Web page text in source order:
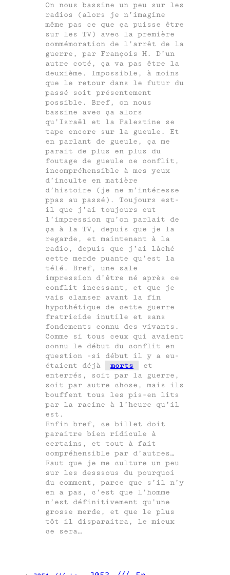
On nous bassine un peu sur les
radios (alors je n’imagine
même pas ce que ça puisse être
sur les TV) avec la première
commémoration de l’arrêt de la
guerre, par François H. D’un
autre coté, ça va pas être la
deuxième. Impossible, à moins
que le retour dans le futur du
passé soit présentement
possible. Bref, on nous
bassine avec ça alors
qu’Israël et la Palestine se
tape encore sur la gueule. Et
en parlant de gueule, ça me
parait de plus en plus du
foutage de gueule ce conflit,
incompréhensible à mes yeux
d’inculte en matière
d’histoire (je ne m’intéresse
ppas au passé). Toujours est-
il que j’ai toujours eut
l’impression qu’on parlait de
ça à la TV, depuis que je la
regarde, et maintenant à la
radio, depuis que j’ai lâché
cette merde puante qu’est la
télé. Bref, une sale
impression d’être né après ce
conflit incessant, et que je
vais clamser avant la fin
hypothétique de cette guerre
fratricide inutile et sans
fondements connu des vivants.
Comme si tous ceux qui avaient
connu le début du conflit en
question -si début il y a eu-
étaient déjà
morts
et
enterrés, soit par la guerre,
soit par autre chose, mais ils
bouffent tous les pis-en lits
par la racine à l’heure qu’il
est.
Enfin bref, ce billet doit
paraitre bien ridicule à
certains, et tout à fait
compréhensible par d’autres…
Faut que je me culture un peu
sur les desssous du pourquoi
du comment, parce que s’il n’y
en a pas, c’est que l’homme
n’est définitivement qu’une
grosse merde, et que le plus
tôt il disparaitra, le mieux
ce sera…